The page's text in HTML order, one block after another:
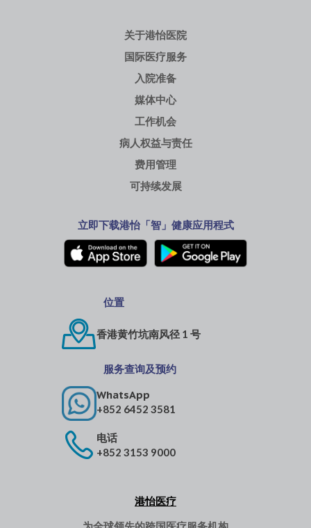
关于港怡医院
国际医疗服务
入院准备
媒体中心
工作机会
病人权益与责任
费用管理
可持续发展
立即下载港怡「智」健康应用程式
位置
香港黄竹坑南风径 1 号
服务查询及预约
WhatsApp
+852 6452 3581
电话
+852 3153 9000
港怡医疗